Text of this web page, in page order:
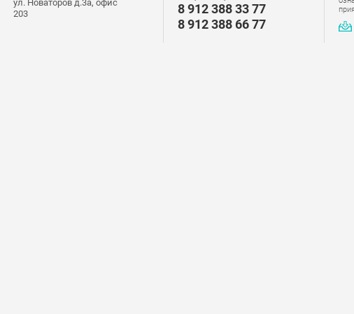
ул. Новаторов д.3а, офис
203
8 912 388 33 77
8 912 388 66 77